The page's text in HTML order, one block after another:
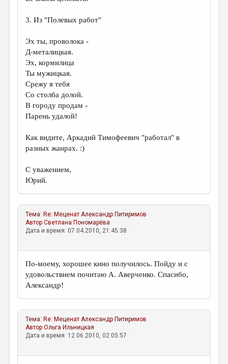
3. Из "Полевых работ"
Эх ты, проволока -
Д-металицкая.
Эх, кормилица
Ты мужицкая.
Срежу я тебя
Со столба долой.
В городу продам -
Парень удалой!
Как видите, Аркадий Тимофеевич "работал" в
разных жанрах. :)
С уважением,
Юрий.
Тема: Re: Меценат Александр Питиримов
АвторСветлана Пономарёва
Дата и время: 07.04.2010, 21:45:38
По-моему, хорошее кино получилось. Пойду и с
удовольствием почитаю А. Аверченко. Спасибо,
Александр!
Тема: Re: Меценат Александр Питиримов
АвторОльга Ильницкая
Дата и время: 12.06.2010, 02:05:57